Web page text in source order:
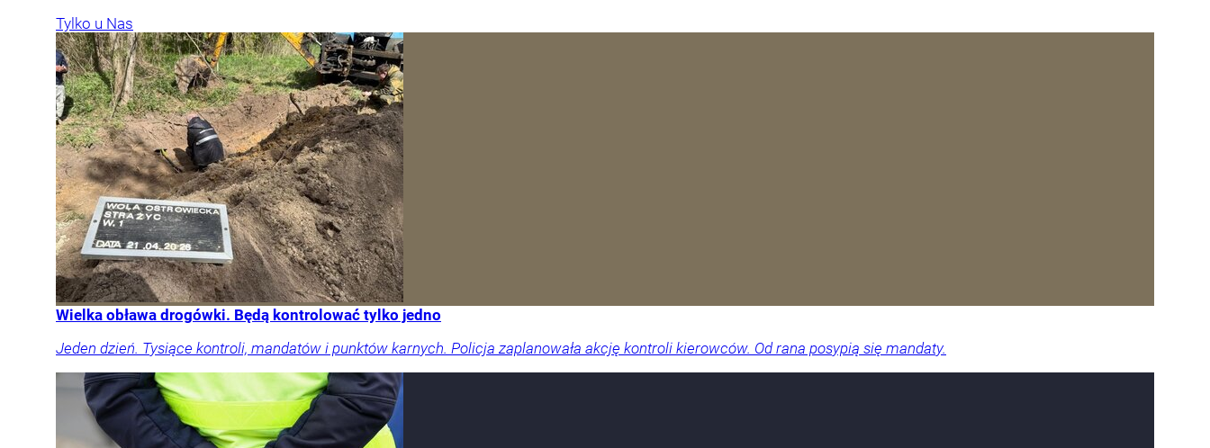
Tylko u Nas
Wielka obława drogówki. Będą kontrolować tylko jedno
Jeden dzień. Tysiące kontroli, mandatów i punktów karnych. Policja zaplanowała akcję kontroli kierowców. Od rana posypią się mandaty.